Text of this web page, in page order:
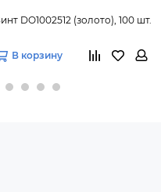
DO1002512 (золото), 100 шт.
В корзину